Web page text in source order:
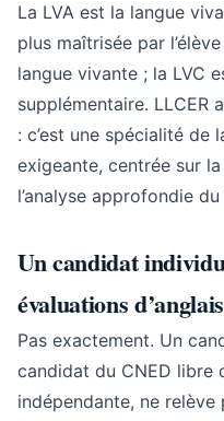
La LVA est la langue
plus maîtrisée par
langue vivante ; la LVC
supplémentaire. LLCER
: c’est une spécialité de
exigeante, centrée sur
l’analyse approfondie
Un candidat
évaluations
Pas exactement. Un
candidat du CNED libre
indépendante, ne